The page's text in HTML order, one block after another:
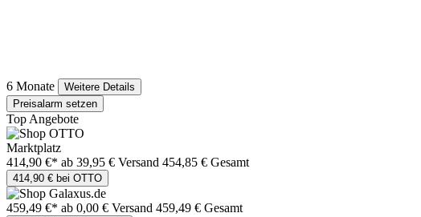
6 Monate
Weitere Details
Preisalarm setzen
Top Angebote
Marktplatz
414,90 €* ab 39,95 € Versand 454,85 € Gesamt
414,90 € bei OTTO
459,49 €* ab 0,00 € Versand 459,49 € Gesamt